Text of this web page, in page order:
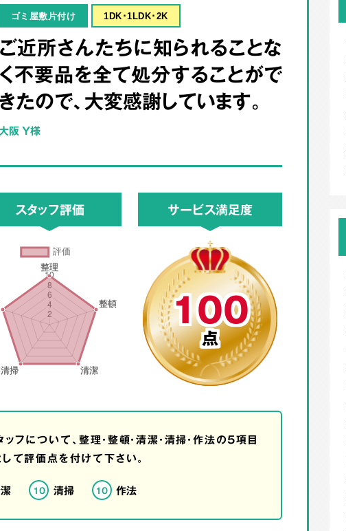
ゴミ屋敷片付け 1DK･1LDK･2K
ご近所さんたちに知られることな
く不要品を全て処分することがで
きたので、大変感謝しています。
阪 Y様
スタッフ評価 サービス満足度
100
点
フについて、整理・整頓・清潔・清掃・作法の5項目
て評価点を付けて下さい。
10 清掃 10 作法